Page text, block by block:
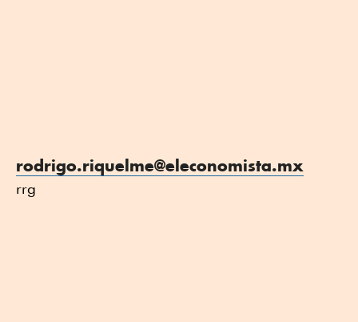
rodrigo.riquelme@eleconomista.mx
rrg